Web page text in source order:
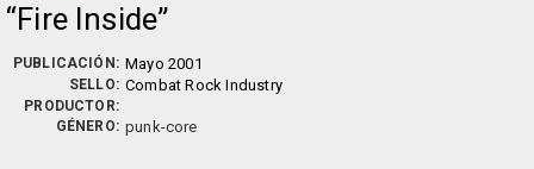
Fire Inside
PUBLICACIÓN: Mayo 2001
SELLO: Combat Rock Industry
PRODUCTOR:
GÉNERO: punk-core